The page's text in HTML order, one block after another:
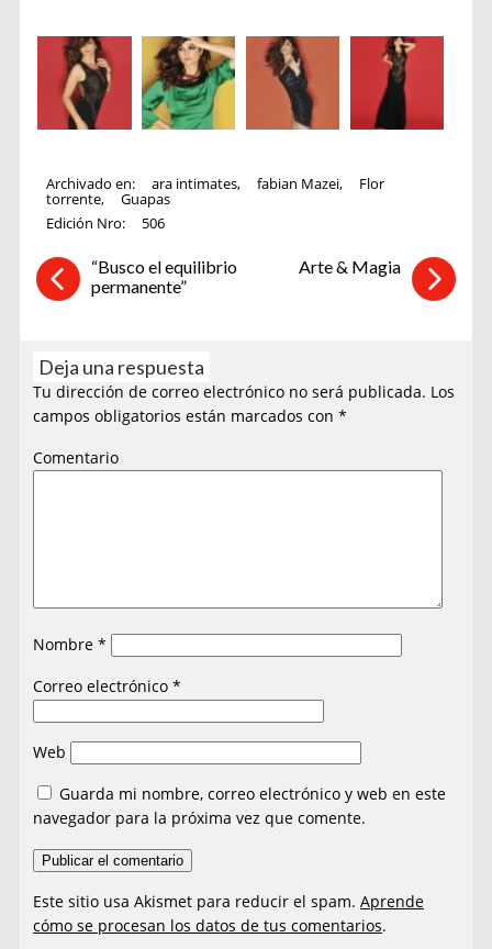
Archivado en: ara intimates, fabian Mazei, Flor
torrente,
Guapas
Edición Nro:
506
“Busco el equilibrio
permanente”
Arte & Magia
Deja una respuesta
Tu dirección de correo electrónico no será publicada. Los
campos obligatorios están marcados con*
Comentario
Nombre*
Correo electrónico*
Web
Guarda mi nombre, correo electrónico y web en este
navegador para la próxima vez que comente.
Este sitio usa Akismet para reducir el spam.Aprende
cómo se procesan los datos de tus comentarios.